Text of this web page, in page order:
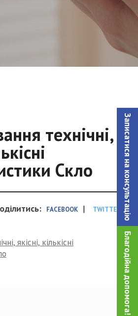
Записатися на консультацiю
Благодійна допомога!
технічні,
Скло
FACEBOOK | TWITTER
якісні, кількісні